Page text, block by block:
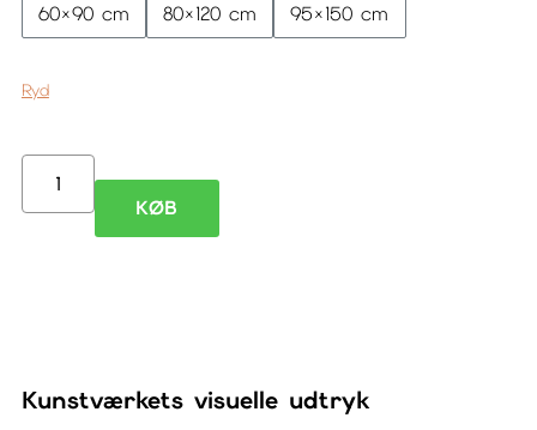
60×90 cm 80×120 cm 95×150 cm
Ryd
Tryk
III
KØB
Kunstværkets visuelle udtryk